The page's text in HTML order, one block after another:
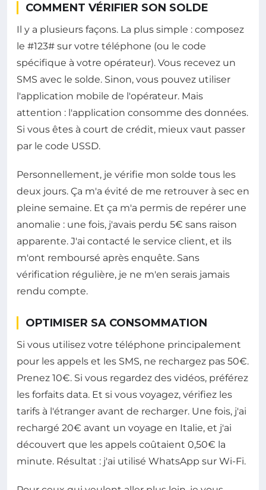
COMMENT VÉRIFIER SON SOLDE
Il y a plusieurs façons. La plus simple : composez
le #123# sur votre téléphone (ou le code
spécifique à votre opérateur). Vous recevez un
SMS avec le solde. Sinon, vous pouvez utiliser
l'application mobile de l'opérateur. Mais
attention : l'application consomme des données.
Si vous êtes à court de crédit, mieux vaut passer
par le code USSD.
Personnellement, je vérifie mon solde tous les
deux jours. Ça m'a évité de me retrouver à sec en
pleine semaine. Et ça m'a permis de repérer une
anomalie : une fois, j'avais perdu 5€ sans raison
apparente. J'ai contacté le service client, et ils
m'ont remboursé après enquête. Sans
vérification régulière, je ne m'en serais jamais
rendu compte.
OPTIMISER SA CONSOMMATION
Si vous utilisez votre téléphone principalement
pour les appels et les SMS, ne rechargez pas 50€.
Prenez 10€. Si vous regardez des vidéos, préférez
les forfaits data. Et si vous voyagez, vérifiez les
tarifs à l'étranger avant de recharger. Une fois, j'ai
rechargé 20€ avant un voyage en Italie, et j'ai
découvert que les appels coûtaient 0,50€ la
minute. Résultat : j'ai utilisé WhatsApp sur Wi-Fi.